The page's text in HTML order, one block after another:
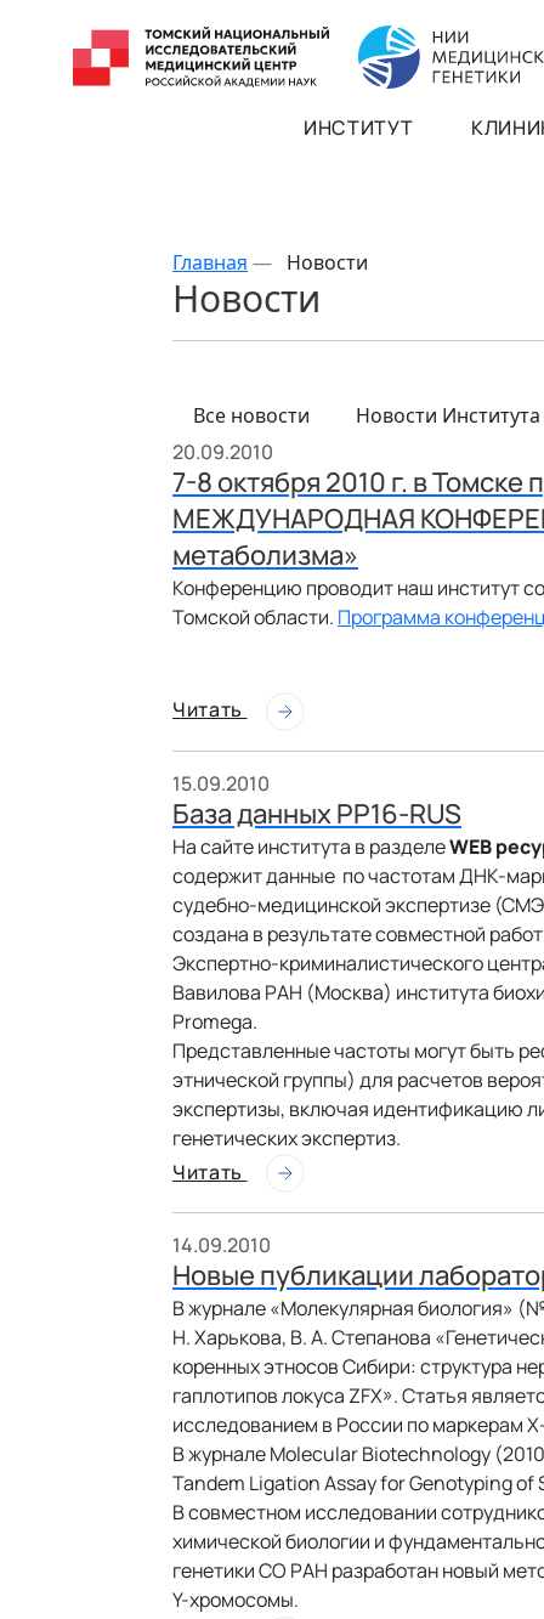
ИНСТИТУТ
Главная — Новости
Новости
Все новости
Новости Института
20.09.2010
7-8 октября 2010 г. в
МЕЖДУНАРОДНАЯ
метаболизма»
Конференцию проводит наш институт
Томской области. Программа
Читать
15.09.2010
База данных PP16-RUS
На сайте института в разделеWEB
содержит данные по частотам ДНК-
судебно-медицинской экспертизе
создана в результате совместной
Экспертно-криминалистического
Вавилова РАН (Москва) института
Promega.
Представленные частоты могут быть
этнической группы) для расчетов
экспертизы, включая идентификацию
генетических экспертиз.
Читать
14.09.2010
Новые публикации
В журнале«Молекулярная биология» (№
Н. Харькова, В. А. Степанова
коренных этносов Сибири: структура
гаплотипов локуса ZFX». Статья
исследованием в России по маркерам
В журналеMolecular Biotechnology
Tandem Ligation Assay for Genotyping
В совместном исследовании
химической биологии и
генетики СО РАН разработан новый
Y-хромосомы.